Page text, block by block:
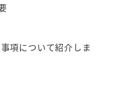
項について紹介しま